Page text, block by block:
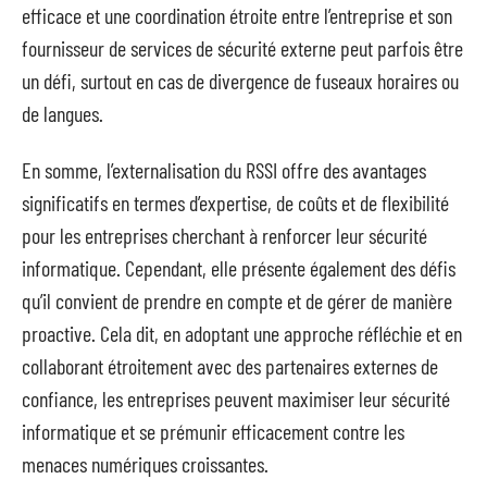
efficace et une coordination étroite entre l’entreprise et son
fournisseur de services de sécurité externe peut parfois être
un défi, surtout en cas de divergence de fuseaux horaires ou
de langues.
En somme, l’externalisation du RSSI offre des avantages
significatifs en termes d’expertise, de coûts et de flexibilité
pour les entreprises cherchant à renforcer leur sécurité
informatique. Cependant, elle présente également des défis
qu’il convient de prendre en compte et de gérer de manière
proactive. Cela dit, en adoptant une approche réfléchie et en
collaborant étroitement avec des partenaires externes de
confiance, les entreprises peuvent maximiser leur sécurité
informatique et se prémunir efficacement contre les
menaces numériques croissantes.